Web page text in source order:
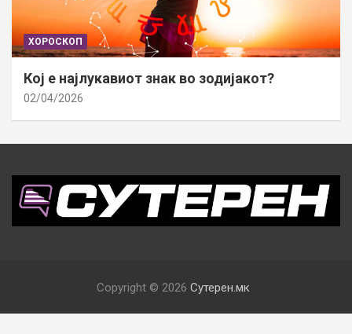
ХОРОСКОП
Кој е најлукавиот знак во зодијакот?
02/04/2026
Copyright © 2026 Сутерен.мк